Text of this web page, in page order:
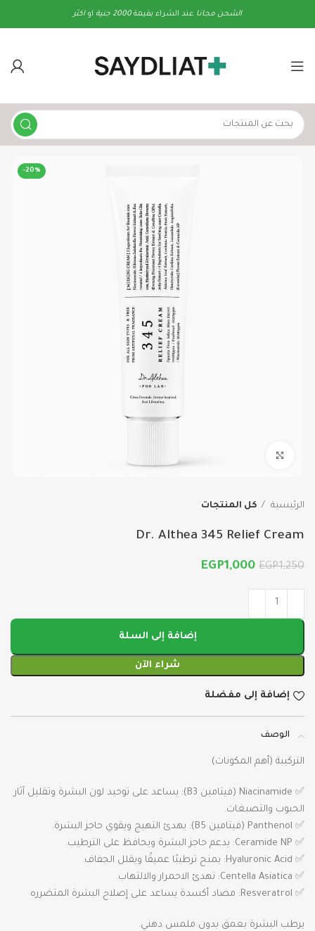
الشحن مجانا عند الشراء بقيمة2000 جنية اواكثر
-20%
الرئيسية كل المنتجات
Dr. Althea 345 Relief Cream
EGP1,250
EGP1,000
إضافة إلى السلة
شراء الآن
إضافة إلى مفضلة
الوصف
التركيبة (أهم المكونات)
✅ Niacinamide (فيتامين B3): يساعد على توحيد لون البشرة وتقليل آثار
الحبوب والتصبغات.
✅ Panthenol (فيتامين B5): يهدئ التهيج ويقوي حاجز البشرة.
✅ Ceramide NP: يدعم حاجز البشرة ويحافظ على الترطيب.
✅ Hyaluronic Acid: يمنح ترطيبًا عميقًا ويقلل الجفاف.
✅ Centella Asiatica: تهدئ الاحمرار والالتهاب.
✅ Resveratrol: مضاد أكسدة يساعد على إصلاح البشرة المتضرره
يرطب البشرة بعمق بدون ملمس دهني.